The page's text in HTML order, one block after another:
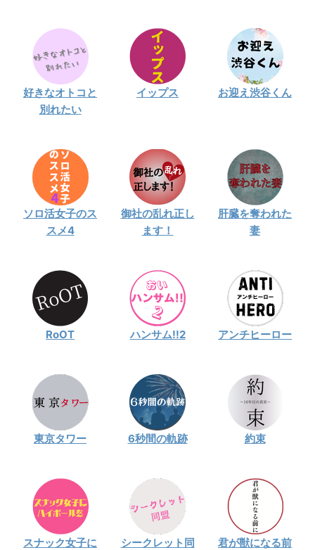
好きなオトコと
別れたい
イップス お迎え渋谷くん
ソロ活女子のス
スメ4
御社の乱れ正し
ます！
肝臓を奪われた
妻
RoOT ハンサム!!2 アンチヒーロー
東京タワー 6秒間の軌跡 約束
スナック女子に
シークレット同
君が獣になる前